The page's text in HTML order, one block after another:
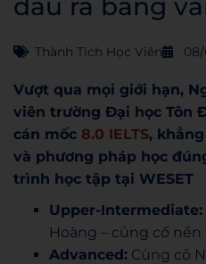
đầu ra bằng
Thành Tích Học Viên 08/
Vượt qua mọi giới hạn,
viên trường Đại học Tôn
cán mốc 8.0 IELTS,
và phương pháp học
trình học tập tại WESET
Upper-Intermediate:
Hoàng – củng cố
Advanced: Cùng cô